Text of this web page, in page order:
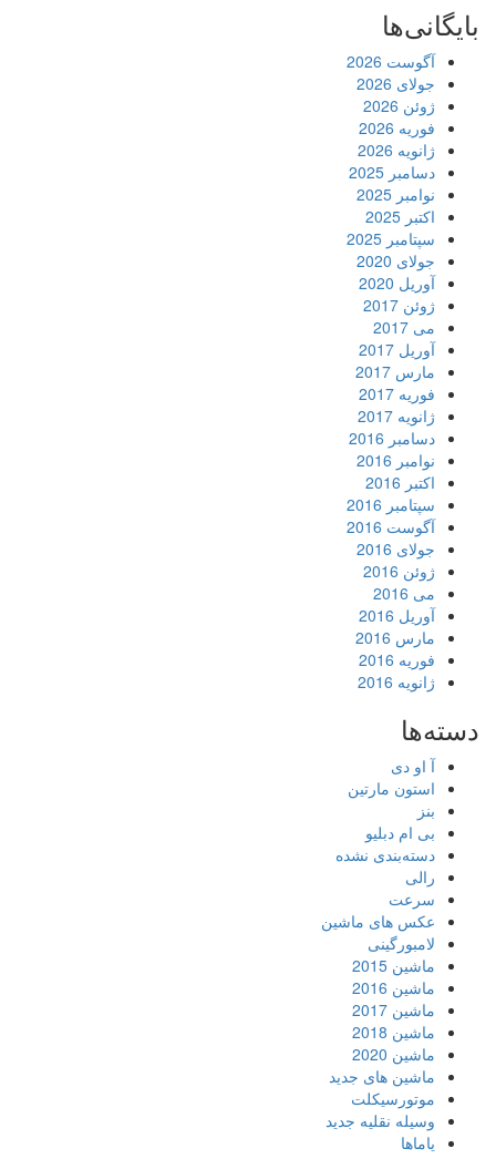
بایگانی‌ها
آگوست 2026
جولای 2026
ژوئن 2026
فوریه 2026
ژانویه 2026
دسامبر 2025
نوامبر 2025
اکتبر 2025
سپتامبر 2025
جولای 2020
آوریل 2020
ژوئن 2017
می 2017
آوریل 2017
مارس 2017
فوریه 2017
ژانویه 2017
دسامبر 2016
نوامبر 2016
اکتبر 2016
سپتامبر 2016
آگوست 2016
جولای 2016
ژوئن 2016
می 2016
آوریل 2016
مارس 2016
فوریه 2016
ژانویه 2016
دسته‌ها
آ او دی
استون مارتین
بنز
بی ام دبلیو
دسته‌بندی نشده
رالی
سرعت
عکس های ماشین
لامبورگینی
ماشین 2015
ماشین 2016
ماشین 2017
ماشین 2018
ماشین 2020
ماشین های جدید
موتورسیکلت
وسیله نقلیه جدید
یاماها